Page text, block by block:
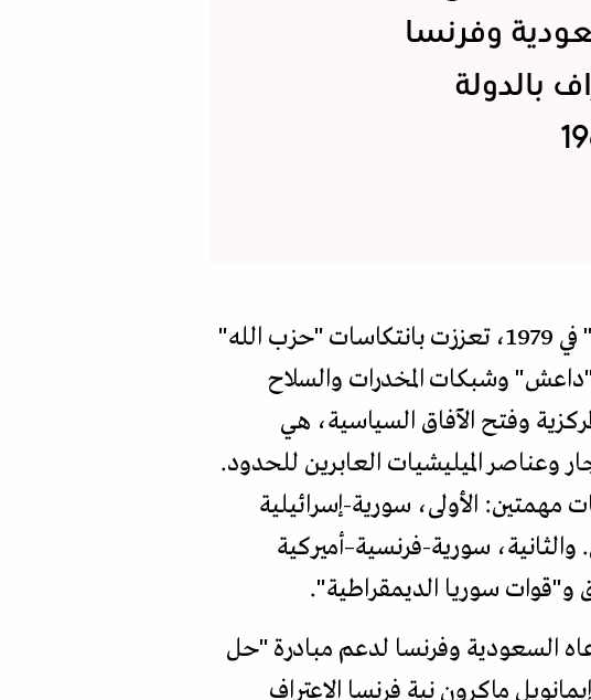
وفرنسا
بالدولة
لا شك أن سقوط نظام الأسد وجّه أكبر خسارة استراتيجية لإيران منذ "الثورة" في 1979، تعززت بانتكاسات "حزب الله"
وشبكات المخدرات والسلاح
وفتح الآفاق السياسية، هي
وعناصر الميليشيات العابرين للحدود.
الأولى، سورية-إسرائيلية
سورية-فرنسية–أميركية
و"قوات سوريا الديمقراطية".
السعودية وفرنسا لدعم مبادرة "حل
على حدود 1967، بعد قرار الرئيس إيمانويل ماكرون نية فرنسا الاعتراف